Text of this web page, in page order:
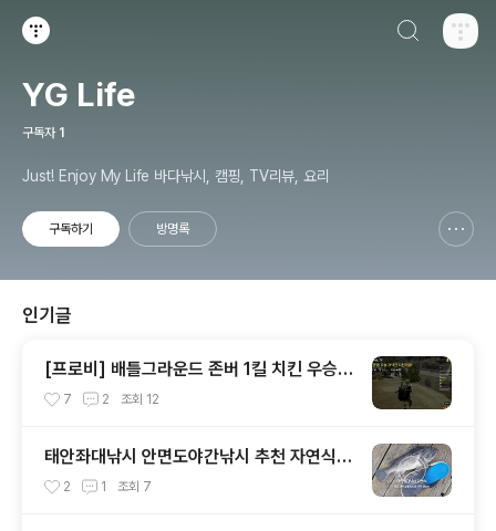
YG Life
구독자 1
Just! Enjoy My Life 바다낚시, 캠핑, TV리뷰, 요리
구독하기 방명록
인기글
[프로비] 배틀그라운드 존버 1킬 치킨 우승 -
레알 예능ㅋ
7 2 조회 12
태안좌대낚시 안면도야간낚시 추천 자연식
바다낚시 미끼와 채비
2 1 조회 7